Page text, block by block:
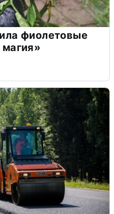
фиолетовые